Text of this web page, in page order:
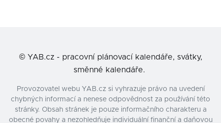
© YAB.cz - pracovní plánovací kalendáře, svátky,
směnné kalendáře.
Provozovatel webu YAB.cz si vyhrazuje právo na uvedení
chybných informací a nenese odpovědnost za používání této
stránky. Obsah stránek je pouze informačního charakteru a
obecné povahy a nezohledňuje individuální finanční a daňovou